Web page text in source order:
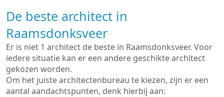
De beste architect in
Raamsdonksveer
Er is niet 1 architect de beste in Raamsdonksveer. Voor
iedere situatie kan er een andere geschikte architect
gekozen worden.
Om het juiste architectenbureau te kiezen, zijn er een
aantal aandachtspunten, denk hierbij aan: